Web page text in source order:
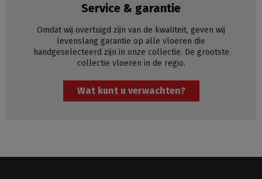
Service & garantie
Omdat wij overtuigd zijn van de kwaliteit, geven wij
levenslang garantie op alle vloeren die
handgeselecteerd zijn in onze collectie. De grootste
collectie vloeren in de regio.
Wat kunt u verwachten?